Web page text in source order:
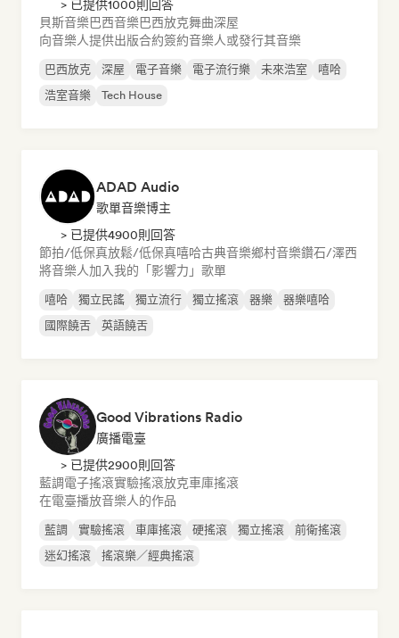
> 已提供1000則回答
貝斯音樂巴西音樂巴西放克舞曲深屋
向音樂人提供出版合約簽約音樂人或發行其音樂
巴西放克 深屋 電子音樂 電子流行樂 未來浩室
嘻哈
浩室音樂
Tech House
ADAD Audio
歌單音樂博主
> 已提供4900則回答
節拍/低保真放鬆/低保真嘻哈古典音樂鄉村音樂鑽石/澤西
將音樂人加入我的「影響力」歌單
嘻哈 獨立民謠 獨立流行 獨立搖滾 器樂
器樂嘻哈
國際饒舌
英語饒舌
Good Vibrations Radio
廣播電臺
> 已提供2900則回答
藍調電子搖滾實驗搖滾放克車庫搖滾
在電臺播放音樂人的作品
藍調 實驗搖滾 車庫搖滾 硬搖滾 獨立搖滾
前衛搖滾
迷幻搖滾
搖滾樂／經典搖滾